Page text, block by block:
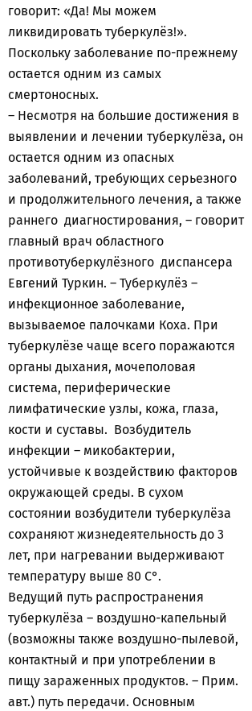
говорит: «Да! Мы можем
ликвидировать туберкулёз!».
Поскольку заболевание по-прежнему
остается одним из самых
смертоносных.
– Несмотря на большие достижения в
выявлении и лечении туберкулёза, он
остается одним из опасных
заболеваний, требующих серьезного
и продолжительного лечения, а также
раннего диагностирования, – говорит
главный врач областного
противотуберкулёзного диспансера
Евгений Туркин. – Туберкулёз –
инфекционное заболевание,
вызываемое палочками Коха. При
туберкулёзе чаще всего поражаются
органы дыхания, мочеполовая
система, периферические
лимфатические узлы, кожа, глаза,
кости и суставы. Возбудитель
инфекции – микобактерии,
устойчивые к воздействию факторов
окружающей среды. В сухом
состоянии возбудители туберкулёза
сохраняют жизнедеятельность до 3
лет, при нагревании выдерживают
температуру выше 80 С°.
Ведущий путь распространения
туберкулёза – воздушно-капельный
(возможны также воздушно-пылевой,
контактный и при употреблении в
пищу зараженных продуктов. – Прим.
авт.) путь передачи. Основным